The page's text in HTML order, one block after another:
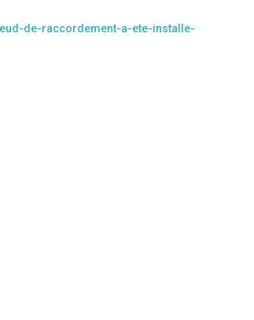
de-raccordement-a-ete-installe-